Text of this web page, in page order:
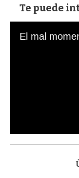
Te puede
s